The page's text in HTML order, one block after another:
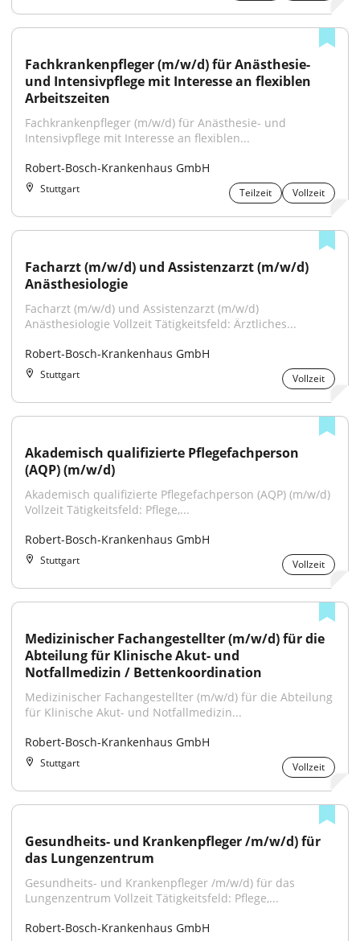
Fachkrankenpfleger (m/w/d) für Anästhesie-
und Intensivpflege mit Interesse an flexiblen
Arbeitszeiten
Fachkrankenpfleger (m/w/d) für Anästhesie- und
Intensivpflege mit Interesse an flexiblen...
Robert-Bosch-Krankenhaus GmbH
Stuttgart Teilzeit Vollzeit
Facharzt (m/w/d) und Assistenzarzt (m/w/d)
Anästhesiologie
Facharzt (m/w/d) und Assistenzarzt (m/w/d)
Anästhesiologie Vollzeit Tätigkeitsfeld: Ärztliches...
Robert-Bosch-Krankenhaus GmbH
Stuttgart Vollzeit
Akademisch qualifizierte Pflegefachperson
(AQP) (m/w/d)
Akademisch qualifizierte Pflegefachperson (AQP) (m/w/d)
Vollzeit Tätigkeitsfeld: Pflege,...
Robert-Bosch-Krankenhaus GmbH
Stuttgart Vollzeit
Medizinischer Fachangestellter (m/w/d) für die
Abteilung für Klinische Akut- und
Notfallmedizin / Bettenkoordination
Medizinischer Fachangestellter (m/w/d) für die Abteilung
für Klinische Akut- und Notfallmedizin...
Robert-Bosch-Krankenhaus GmbH
Stuttgart Vollzeit
Gesundheits- und Krankenpfleger /m/w/d) für
das Lungenzentrum
Gesundheits- und Krankenpfleger /m/w/d) für das
Lungenzentrum Vollzeit Tätigkeitsfeld: Pflege,...
Robert-Bosch-Krankenhaus GmbH